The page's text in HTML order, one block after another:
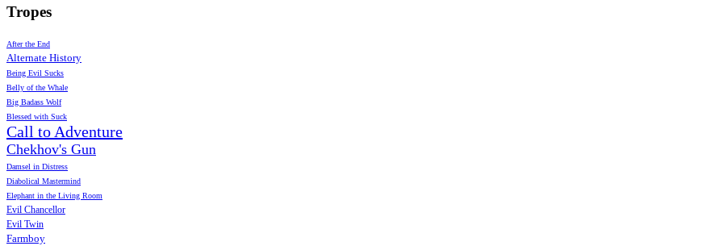
Tropes
After the End
Alternate History
Being Evil Sucks
Belly of the Whale
Big Badass Wolf
Blessed with Suck
Call to Adventure
Chekhov's Gun
Damsel in Distress
Diabolical Mastermind
Elephant in the Living Room
Evil Chancellor
Evil Twin
Farmboy